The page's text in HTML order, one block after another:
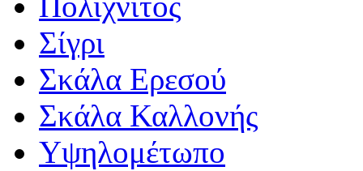
Σίγρι
Σκάλα Ερεσού
Σκάλα Καλλονής
Υψηλομέτωπο